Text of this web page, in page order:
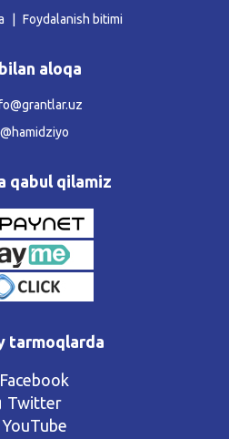
Foydalanish bitimi
aloqa
@hamidziyo
qabul qilamiz
tarmoqlarda
Facebook
Twitter
YouTube